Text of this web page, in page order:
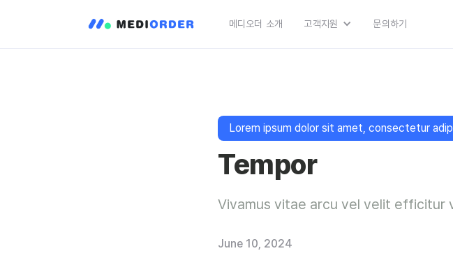
메디오더 소개 고객지원 문의하기
Lorem ipsum dolor sit amet, consectetur
Tempor
Vivamus vitae arcu vel velit efficitur
June 10, 2024